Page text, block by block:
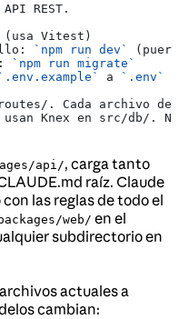
REST.
(usa Vitest)
`npm run dev`
`npm run migrate`
`.env.example` a
`.env`
. Cada archivo
Knex en src/db/.
api/, carga tanto
raíz. Claude
las reglas de todo el
web/ en el
subdirectorio en
actuales a
cambian: